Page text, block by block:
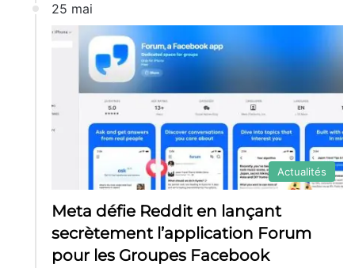
25 mai
Actualités
Meta défie Reddit en lançant
secrètement l’application Forum
pour les Groupes Facebook